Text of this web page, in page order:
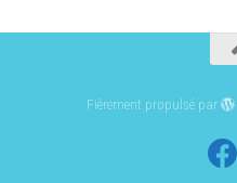
Fièrement propulsé par